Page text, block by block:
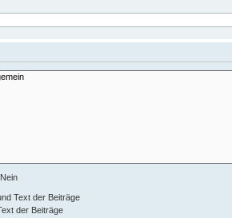
Nein
Text der Beiträge
der Beiträge